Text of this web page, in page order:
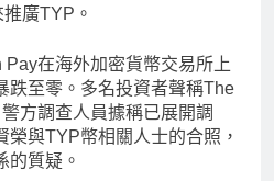
廣TYP。
在海外加密貨幣交易所上
跌至零。多名投資者聲稱The
方調查人員據稱已展開調
榮與TYP幣相關人士的合照，
的質疑。